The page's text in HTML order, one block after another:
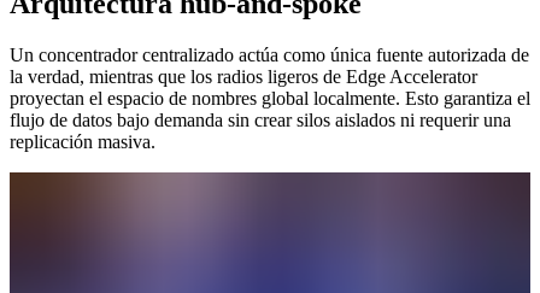
Un concentrador centralizado actúa como única fuente autorizada de
la verdad, mientras que los radios ligeros de Edge Accelerator
proyectan el espacio de nombres global localmente. Esto garantiza el
flujo de datos bajo demanda sin crear silos aislados ni requerir una
replicación masiva.